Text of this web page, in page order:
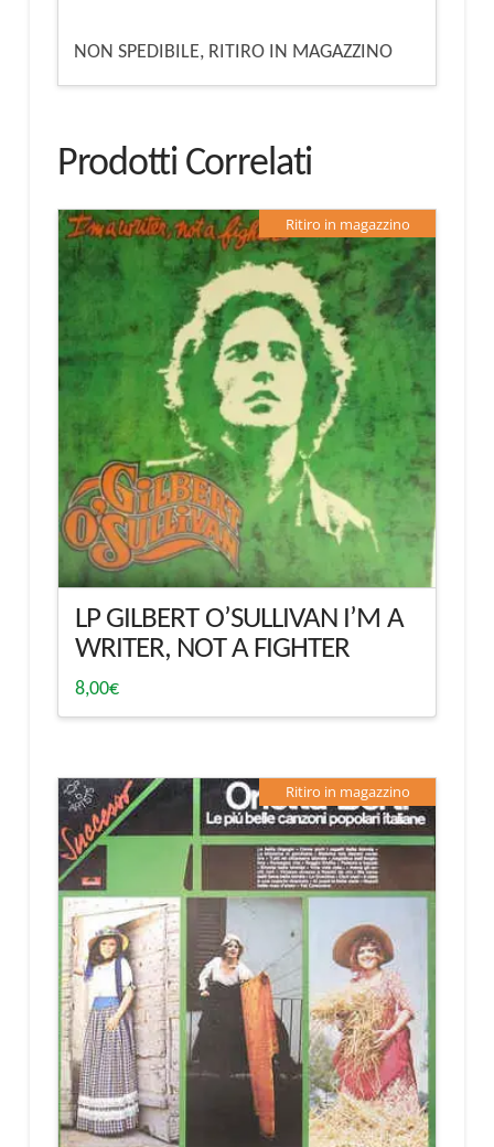
NON SPEDIBILE, RITIRO IN MAGAZZINO
Prodotti Correlati
Ritiro in magazzino
LP GILBERT O’SULLIVAN I’M A
WRITER, NOT A FIGHTER
8,00€
Ritiro in magazzino